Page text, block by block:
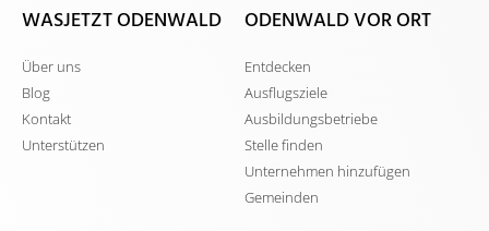
WASJETZT ODENWALD
Über uns
Blog
Kontakt
Unterstützen
ODENWALD VOR ORT
Entdecken
Ausflugsziele
Ausbildungsbetriebe
Stelle finden
Unternehmen hinzufügen
Gemeinden